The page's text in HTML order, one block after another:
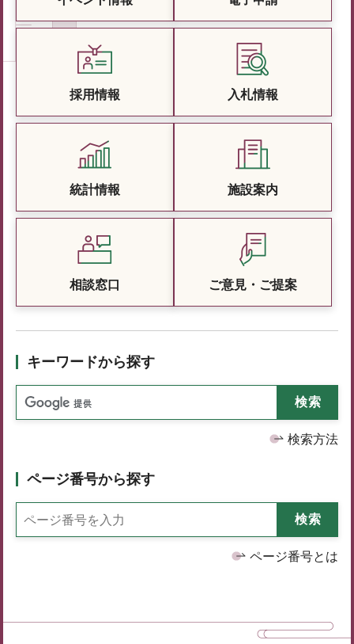
採用情報 入札情報
統計情報 施設案内
相談窓口 ご意見・ご提案
キーワードから探す
検索方法
ページ番号から探す
ページ番号とは